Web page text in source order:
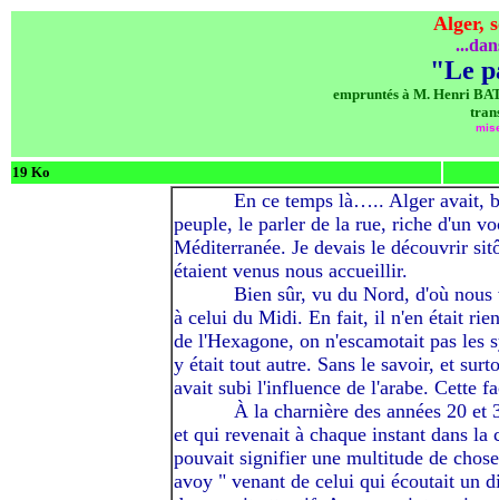
Alger,
"Le
empruntés à M. Henri
19 Ko
En ce temps là….. Alger avait,
peuple, le parler de la rue, riche d'un
Méditerranée. Je devais le découvrir
étaient venus nous accueillir.
Bien sûr, vu du Nord, d'où
à celui du Midi. En fait, il n'en était
de l'Hexagone, on n'escamotait pas
y était tout autre. Sans le savoir, et
avait subi l'influence de l'arabe. Cette
À la charnière des années 20
et qui revenait à chaque instant dans la
pouvait signifier une multitude de
avoy " venant de celui qui écoutait un